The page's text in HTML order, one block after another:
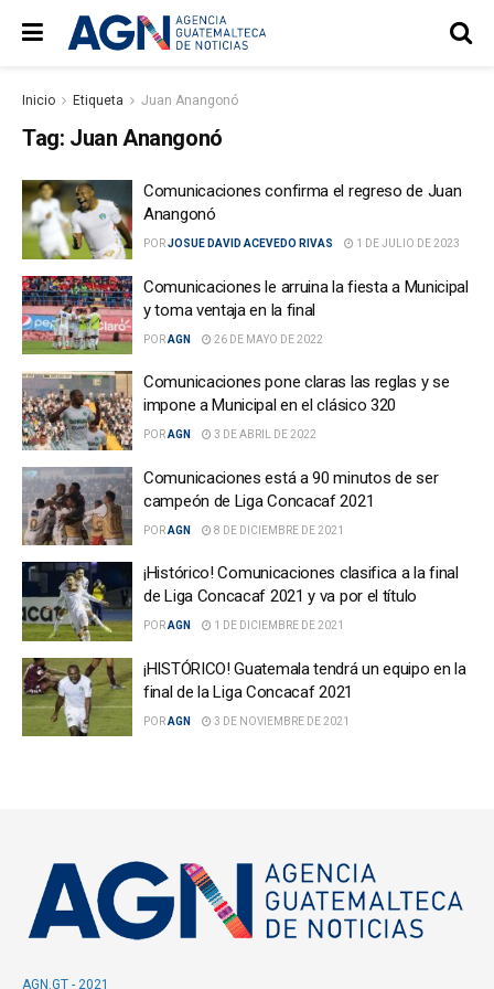
Inicio Etiqueta Juan Anangonó
Tag: Juan Anangonó
Comunicaciones confirma el regreso de Juan
Anangonó
PORJOSUE DAVID ACEVEDO RIVAS 1 DE JULIO DE 2023
Comunicaciones le arruina la fiesta a Municipal
y toma ventaja en la final
PORAGN 26 DE MAYO DE 2022
Comunicaciones pone claras las reglas y se
impone a Municipal en el clásico 320
PORAGN 3 DE ABRIL DE 2022
Comunicaciones está a 90 minutos de ser
campeón de Liga Concacaf 2021
PORAGN 8 DE DICIEMBRE DE 2021
¡Histórico! Comunicaciones clasifica a la final
de Liga Concacaf 2021 y va por el título
PORAGN 1 DE DICIEMBRE DE 2021
¡HISTÓRICO! Guatemala tendrá un equipo en la
final de la Liga Concacaf 2021
PORAGN 3 DE NOVIEMBRE DE 2021
AGN.GT - 2021